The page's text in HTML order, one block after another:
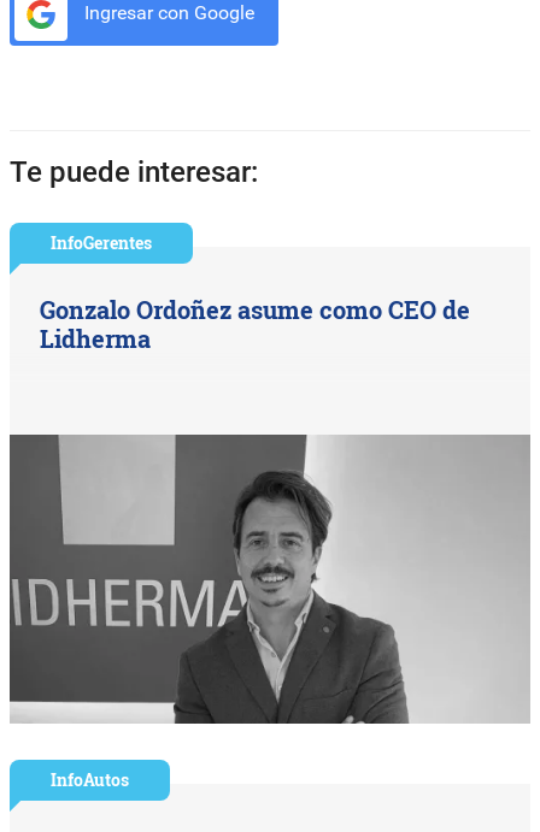
Ingresar con Google
Te puede interesar:
InfoGerentes
Gonzalo Ordoñez asume como CEO de
Lidherma
InfoAutos